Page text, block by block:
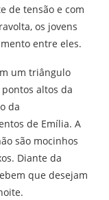
de tensão e com
os jovens
entre eles.
um triângulo
altos da
da
de Emília. A
são mocinhos
Diante da
que desejam